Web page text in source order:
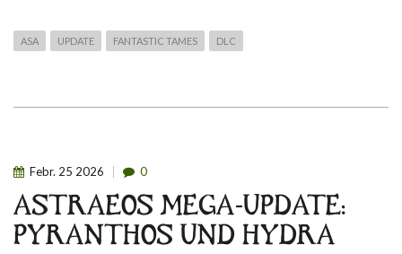
ASA UPDATE FANTASTIC TAMES DLC
Febr. 25 2026 0
ASTRAEOS MEGA-UPDATE:
PYRANTHOS UND HYDRA